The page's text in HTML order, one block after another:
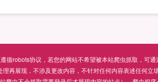
robots协议，若您的网站不希望被本站爬虫抓取，可通
再展现，不涉及更改内容，不针对任何内容表述任何立场